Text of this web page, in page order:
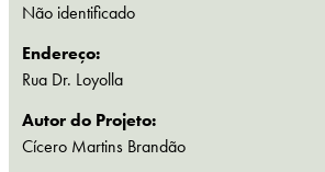
Não identificado
Endereço:
Rua Dr. Loyolla
Autor do Projeto:
Cícero Martins Brandão